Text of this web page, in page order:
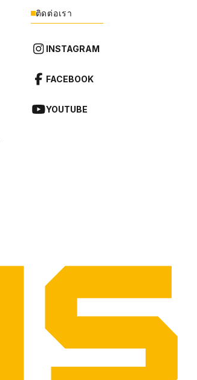
ติดต่อเรา
INSTAGRAM
FACEBOOK
YOUTUBE